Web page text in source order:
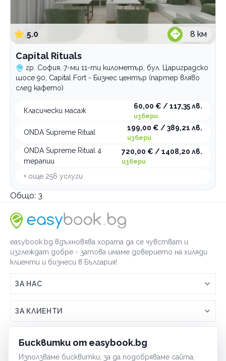
Бисквитки от easybook.bg
Използваме бисквитки, за да подобряваме сайта,
5.0 8 км
Capital Rituals
гр. София, 7-ми 11-ти километър, бул. Цариградско
шосе 90, Capital Fort - Бизнес център (партер вляво
след кафето)
Класически масаж
60,00 € / 117,35 лв.
избери
ONDA Supreme Ritual
199,00 € / 389,21 лв.
избери
ONDA Supreme Ritual 4
терапии
720,00 € / 1408,20 лв.
избери
+ още 256 услуги
Общо: 3
easybook.bg вдъхновява хората да се чувстват и
изглеждат добре - затова имаме доверието на хиляди
клиенти и бизнеси в България!
ЗА НАС
Връзка с easybook.bg
Как работи easybook
Често задавани въпроси
ЗА КЛИЕНТИ
Условия за ползване
ЗА ТЪРГОВЦИ
Включи бизнеса си